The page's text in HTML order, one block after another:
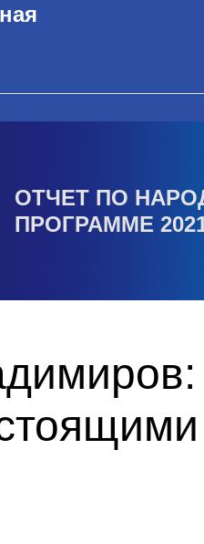
ОТЧЕТ ПО
ПРОГРАММЕ